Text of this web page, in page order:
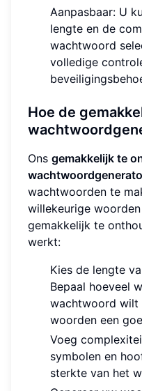
Aanpasbaar: U
lengte en de
wachtwoord
volledige
Hoe de
Ons gemakkelijk te
wachtwoorden te
willekeurige
gemakkelijk te
werkt:
Kies de lengte
Bepaal hoeveel
wachtwoord wilt
woorden een
Voeg
symbolen en
sterkte van het